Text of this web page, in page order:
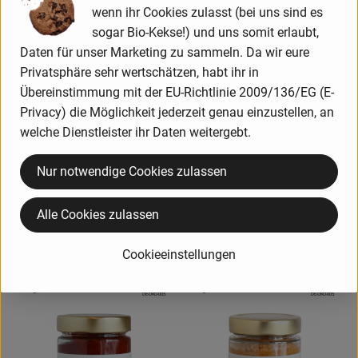
, Preis:
2,99 €/ Stück
Tofu natur 400g
Deutschland, Referenzpreis:
7,47 €/ kg
Produkt zum Warenkorb hinzufügen
, Preis:
14,59 €/ Stück
100ml
, Herkunft:
Deutschland
, Kontrollstelle:
DE-ÖKO-005 , Kontrollstelle:
DE-ÖKO-005
wenn ihr Cookies zulasst (bei uns sind es
sogar Bio-Kekse!) und uns somit erlaubt,
Daten für unser Marketing zu sammeln. Da wir eure
Privatsphäre sehr wertschätzen, habt ihr in
Übereinstimmung mit der EU-Richtlinie 2009/136/EG (E-
Privacy) die Möglichkeit jederzeit genau einzustellen, an
welche Dienstleister ihr Daten weitergebt.
Cookieeinstellungen
Nur notwendige Cookies zulassen
Alle Cookies zulassen